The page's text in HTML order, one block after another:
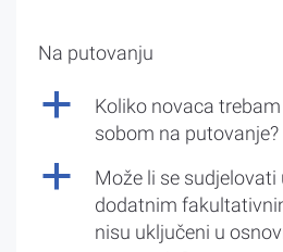
Na putovanju
a
Koliko novaca
sobom na putovanje?
a
Može li se sudjelovati
dodatnim
nisu uključeni u